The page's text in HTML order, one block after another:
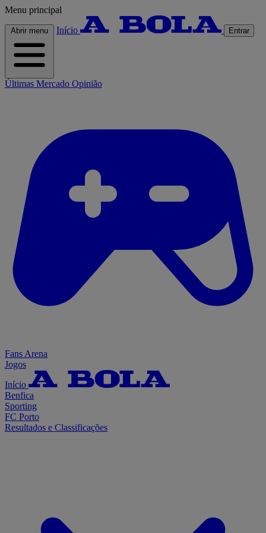
Menu principal
Abrir menu Início Entrar
Últimas Mercado Opinião
Fans Arena
Jogos
Início
Benfica
Sporting
FC Porto
Resultados e Classificações